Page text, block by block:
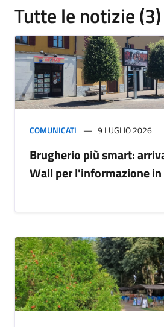
Tutte le notizie (3)
COMUNICATI 9 LUGLIO 2026
Brugherio più smart:
Wall per l'informazione